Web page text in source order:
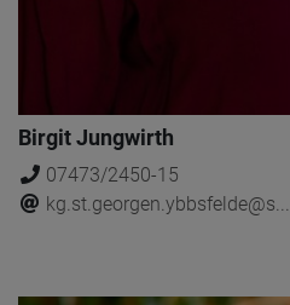
Birgit Jungwirth
07473/2450-15
kg.st.georgen.ybbsfelde@s...